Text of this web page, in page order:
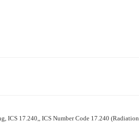
ICS 17.240,, ICS Number Code 17.240 (Radiation